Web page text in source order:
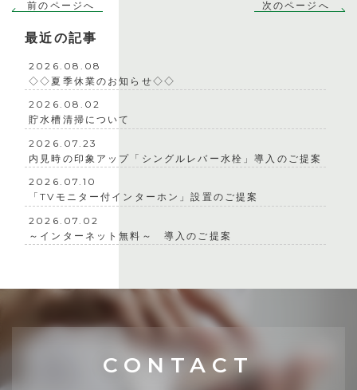
前のページへ 次のページへ
最近の記事
2026.08.08
◇◇夏季休業のお知らせ◇◇
2026.08.02
貯水槽清掃について
2026.07.23
内見時の印象アップ「シングルレバー水栓」導入のご提案
2026.07.10
「TVモニター付インターホン」設置のご提案
2026.07.02
～インターネット無料～ 導入のご提案
CONTACT